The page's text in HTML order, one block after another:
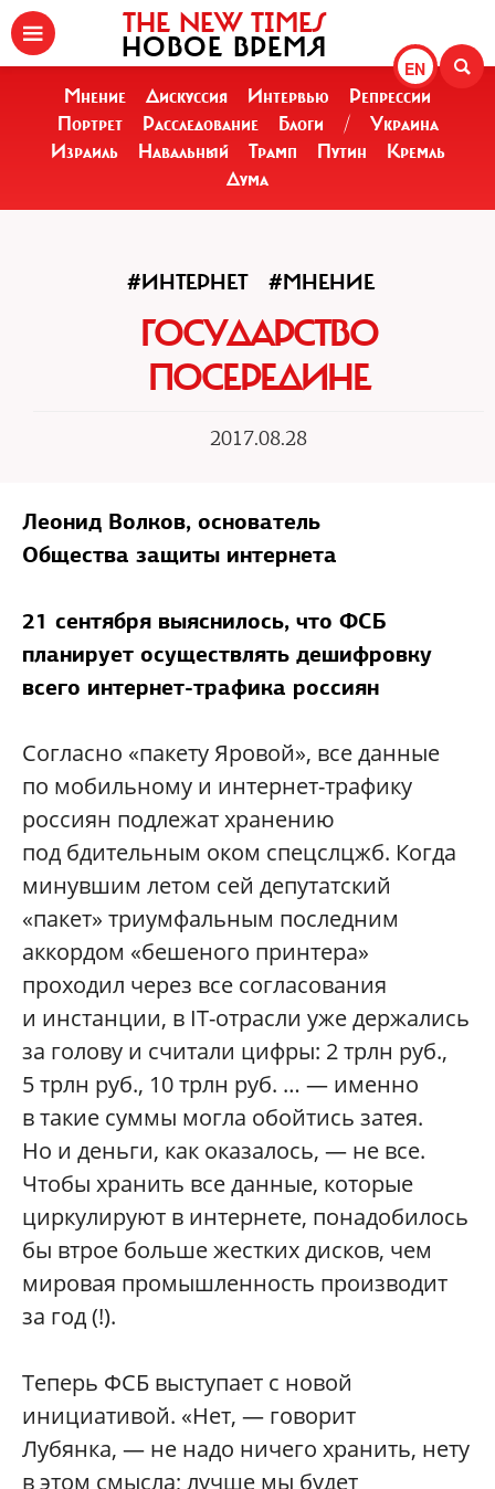
EN
THE NEW TIMES
НОВОЕ ВРЕМЯ
Мнение Дискуссия Интервью
Репрессии
Портрет
Расследование Блоги /
Украина
Израиль
Навальный Трамп Путин
Кремль
Дума
#ИНТЕРНЕТ #МНЕНИЕ
ГОСУДАРСТВО
ПОСЕРЕДИНЕ
2017.08.28
Леонид Волков, основатель
Общества защиты интернета
21 сентября выяснилось, что ФСБ
планирует осуществлять дешифровку
всего интернет-трафика россиян
Согласно «пакету Яровой», все данные
по мобильному и интернет-трафику
россиян подлежат хранению
под бдительным оком спецслцжб. Когда
минувшим летом сей депутатский
«пакет» триумфальным последним
аккордом «бешеного принтера»
проходил через все согласования
и инстанции, в IT-отрасли уже держались
за голову и считали цифры: 2 трлн руб.,
5 трлн руб., 10 трлн руб. … — именно
в такие суммы могла обойтись затея.
Но и деньги, как оказалось, — не все.
Чтобы хранить все данные, которые
циркулируют в интернете, понадобилось
бы втрое больше жестких дисков, чем
мировая промышленность производит
за год (!).
Теперь ФСБ выступает с новой
инициативой. «Нет, — говорит
Лубянка, — не надо ничего хранить, нету
в этом смысла; лучше мы будет